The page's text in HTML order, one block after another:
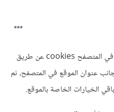
يمكنك حذف بيانات التخزين المؤقت في المتصفح cookies عن طريق
عنوان الموقع في المتصفح، ثم
الخيارات الخاصة بالموقع.